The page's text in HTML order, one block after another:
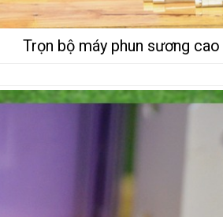
Trọn bộ máy phun sương